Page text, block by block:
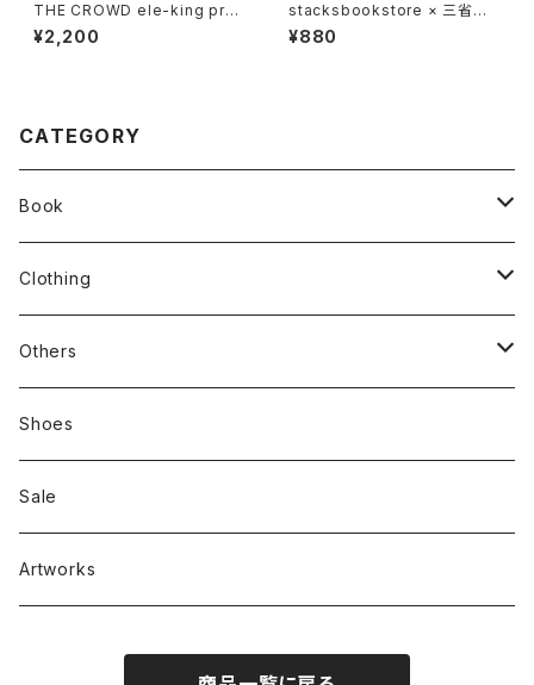
THE CROWD ele-king pres
ents HIP HOP JAPAN (ele-
king books)
¥2,200
stacksbookstore × 三省堂
書店 - 缶バッジセット
¥880
CATEGORY
Book
stacks
新刊本
Zine、Other
Clothing
Tees
Sweatshirts
Bag & Accessories
Others
Mixcd
RC SLUM / ROYALTY CLUB
雑貨
Shoes
Sale
Artworks